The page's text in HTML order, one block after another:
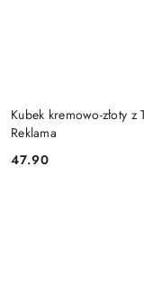
Kubek kremowo-złoty
Reklama
Cena:
47.90